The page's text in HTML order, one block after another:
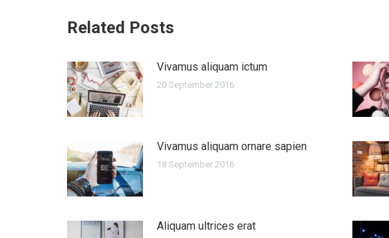
Related Posts
Vivamus aliquam ictum
20 September 2016
Vivamus aliquam ornare sapien
18 September 2016
Aliquam ultrices erat